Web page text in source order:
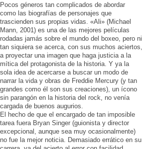
Pocos géneros tan complicados de abordar
como las biografías de personajes que
trascienden sus propias vidas. «Ali» (Michael
Mann, 2001) es una de las mejores películas
rodadas jamás sobre el mundo del boxeo, pero ni
tan siquiera se acerca, con sus muchos aciertos,
a proyectar una imagen que haga justicia a la
mítica del protagonista de la historia. Y ya la
sola idea de acercarse a buscar un modo de
narrar la vida y obras de Freddie Mercury (y tan
grandes como él son sus creaciones), un ícono
sin parangón en la historia del rock, no venía
cargada de buenos augurios.
El hecho de que el encargado de tan imposible
tarea fuera Bryan Singer (guionista y director
excepcional, aunque sea muy ocasionalmente)
no fue la mejor noticia. Demasiado errático en su